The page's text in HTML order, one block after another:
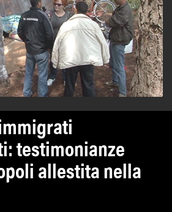
testimonianze
allestita nella